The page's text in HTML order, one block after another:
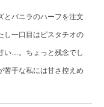
とバニラのハーフを注文
し一口目はピスタチオの
い…。ちょっと残念でし
苦手な私には甘さ控えめ